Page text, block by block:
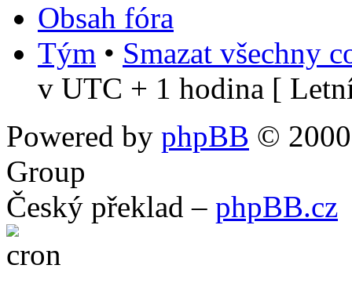
Obsah fóra
Tým • Smazat všechny
v UTC + 1 hodina [
Powered by phpBB ©
Group
Český překlad – phpBB.cz